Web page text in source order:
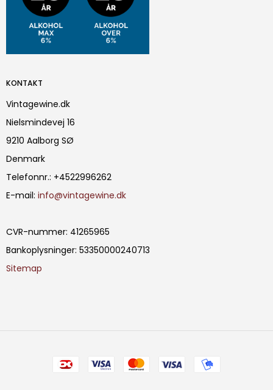
KONTAKT
Vintagewine.dk
Nielsmindevej 16
9210 Aalborg SØ
Denmark
Telefonnr.: +4522996262
E-mail: info@vintagewine.dk
CVR-nummer: 41265965
Bankoplysninger: 53350000240713
Sitemap